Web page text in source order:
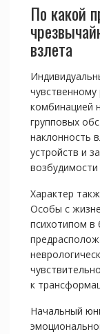
По какой
взлета
чувственному
комбинацией
групповых
наклонность
устройств и
возбудимости
Характер
Особы с
психотипом в
к
Начальный